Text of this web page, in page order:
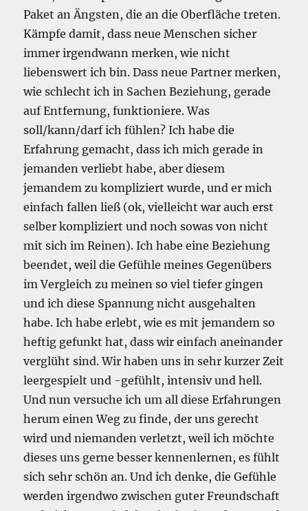
Paket an Ängsten, die an die Oberfläche treten.
Kämpfe damit, dass neue Menschen sicher
immer irgendwann merken, wie nicht
liebenswert ich bin. Dass neue Partner merken,
wie schlecht ich in Sachen Beziehung, gerade
auf Entfernung, funktioniere. Was
soll/kann/darf ich fühlen? Ich habe die
Erfahrung gemacht, dass ich mich gerade in
jemanden verliebt habe, aber diesem
jemandem zu kompliziert wurde, und er mich
einfach fallen ließ (ok, vielleicht war auch erst
selber kompliziert und noch sowas von nicht
mit sich im Reinen). Ich habe eine Beziehung
beendet, weil die Gefühle meines Gegenübers
im Vergleich zu meinen so viel tiefer gingen
und ich diese Spannung nicht ausgehalten
habe. Ich habe erlebt, wie es mit jemandem so
heftig gefunkt hat, dass wir einfach aneinander
verglüht sind. Wir haben uns in sehr kurzer Zeit
leergespielt und -gefühlt, intensiv und hell.
Und nun versuche ich um all diese Erfahrungen
herum einen Weg zu finde, der uns gerecht
wird und niemanden verletzt, weil ich möchte
dieses uns gerne besser kennenlernen, es fühlt
sich sehr schön an. Und ich denke, die Gefühle
werden irgendwo zwischen guter Freundschaft